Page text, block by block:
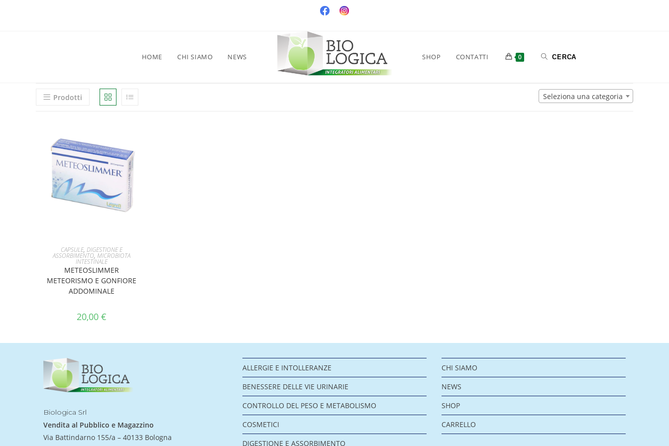
HOME CHI SIAMO NEWS SHOP CONTATTI 0
Seleziona una categoria
Prodotti
AGGIUNGI AL CARRELLO
CAPSULE, DIGESTIONE E
ASSORBIMENTO, MICROBIOTA
INTESTINALE
METEOSLIMMER
METEORISMO E GONFIORE
ADDOMINALE
20,00 €
Biologica Srl
Vendita al Pubblico e Magazzino
Via Battindarno 155/a – 40133 Bologna
ALLERGIE E INTOLLERANZE
BENESSERE DELLE VIE URINARIE
CONTROLLO DEL PESO E METABOLISMO
COSMETICI
DIGESTIONE E ASSORBIMENTO
CHI SIAMO
NEWS
SHOP
CARRELLO